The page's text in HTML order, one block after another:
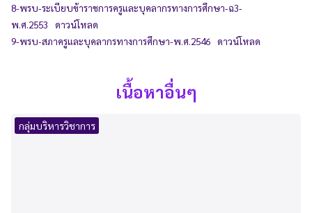
8-พรบ-ระเบียบข้าราชการครูและบุคลากรทางการศึกษา-ฉ3-
พ.ศ.2553
ดาวน์โหลด
9-พรบ-สภาครูและบุคลากรทางการศึกษา-พ.ศ.2546 ดาวน์โหลด
เนื้อหาอื่นๆ
กลุ่มบริหารวิชาการ